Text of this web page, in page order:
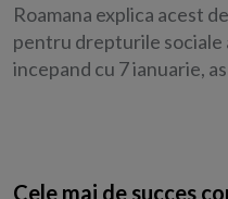
Roamana explica acest
pentru drepturile sociale
incepand cu 7 ianuarie,
Cele mai de succes